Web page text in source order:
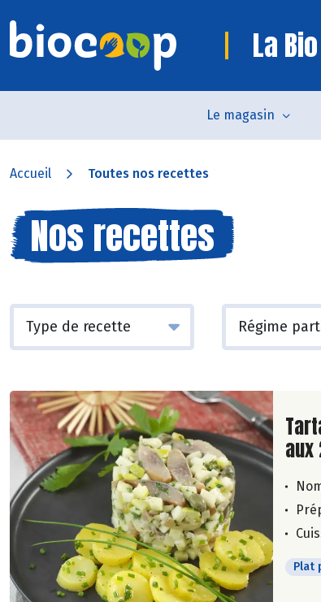
La
Le magasin
Accueil Toutes nos recettes
Nos recettes
aux
Plat